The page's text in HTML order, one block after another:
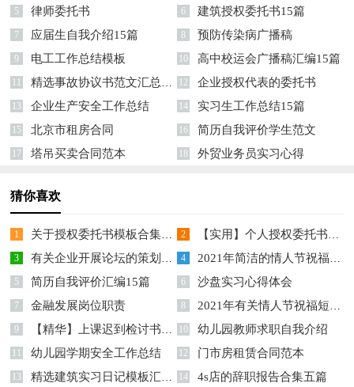
5 律师委托书 6 建筑授权委托书15篇
7 应届生自我介绍15篇 8 预防传染病广播稿
9 电工工作总结模板 10 高中校运会广播稿汇编15篇
11 精选事故协议书范文汇总8篇 12 企业授权代表的委托书
13 企业生产安全工作总结 14 实习生工作总结15篇
15 北京市租房合同 16 简历自我评价学生范文
17 塔吊买卖合同范本 18 外贸业务员实习心得
猜你喜欢
1 关于授权委托书模板合集8篇 2 【实用】个人授权委托书范文锦集七篇
3 有关企业开展论坛的策划方案 4 2021年简洁的情人节祝福短语汇编76条
5 简历自我评价汇编15篇 6 沙盘实习心得体会
7 金融发展岗位职责 8 2021年有关情人节祝福短语69句
9 【精华】上课迟到检讨书范文锦集七篇 10 幼儿园教师求职自我介绍
11 幼儿园学期安全工作总结 12 门市房租赁合同范本
13 精选建筑实习日记模板汇总八篇 14 4s店的辞职报告合集五篇